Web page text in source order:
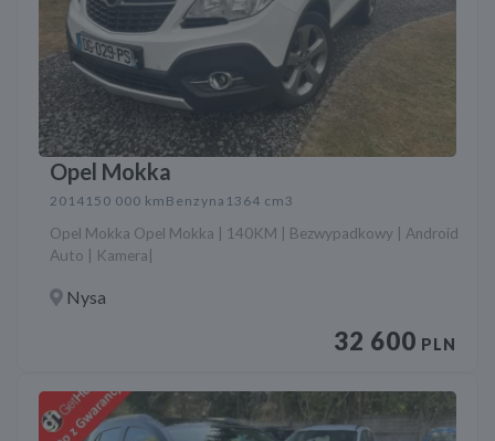
Opel Mokka
2014 150 000 km Benzyna 1364 cm3
Opel Mokka Opel Mokka | 140KM | Bezwypadkowy | Android
Auto | Kamera|
Nysa
32 600 PLN